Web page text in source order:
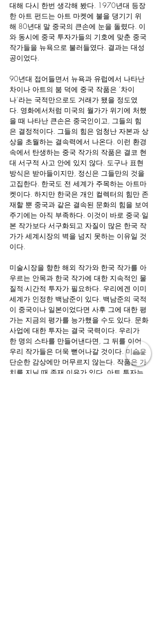
대해 다시 한번 생각해 봤다. 1970년대 등장
한 아트 펀드는 아트 마켓에 불을 댕기기 위
해 80년대 말 중국의 큰손에 눈을 돌렸다. 이
와 동시에 중국 투자가들의 기호에 맞춘 중국
작가들을 뉴욕으로 불러들였다. 결과는 대성
공이었다.
90년대 접어들면서 뉴욕과 유럽에서 나타난
차이나 아트의 붐 덕에 중국 작품은 ‘차이
나’라는 국적만으로도 거래가 됐을 정도였
다. 영화에서처럼 미국의 월가가 위기에 처했
을 때 나타난 큰손은 중국인이고, 그들의 힘
은 결정적이다. 그들의 힘은 엄청난 자본과 상
상을 초월하는 결속력에서 나온다. 이런 환경
속에서 탄생하는 중국 작가의 작품은 결코 현
대 서구적 사고 안에 있지 않다. 도구나 표현
방식은 받아들이지만, 정신은 그들만의 것을
고집한다. 한국도 전 세계가 주목하는 아트마
켓이다. 하지만 한국은 개인 컬렉터의 힘만 존
재할 뿐 중국과 같은 결속된 문화의 힘을 보여
주기에는 아직 부족하다. 이것이 바로 중국·일
본 작가보다 서구화되고 자질이 많은 한국 작
가가 세계시장의 벽을 넘지 못하는 이유일 것
이다.
미술시장을 향한 해외 작가와 한국 작가를 아
우르는 안목과 한국 작가에 대한 지속적인 물
질적·시간적 투자가 필요하다. 우리에겐 이미
세계가 인정한 백남준이 있다. 백남준의 국적
이 중국이나 일본이었다면 사후 그에 대한 평
가는 지금의 평가를 능가했을 수도 있다. 문화
사업에 대한 투자는 결국 국력이다. 우리가
한 명의 스타를 만들어낸다면, 그 뒤를 이어
우리 작가들은 더욱 뻗어나갈 것이다. 미술은
단순한 감상에만 머무르지 않는다. 작품은 가
치를 지닐 때 존재 이유가 있다. 아트 투자는